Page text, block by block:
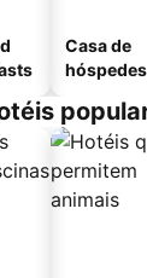
Casa de
hóspedes